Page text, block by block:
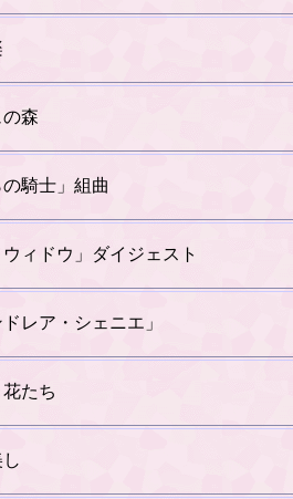
森
騎士」組曲
ウィドウ」ダイジェスト
レア・シェニエ」
たち